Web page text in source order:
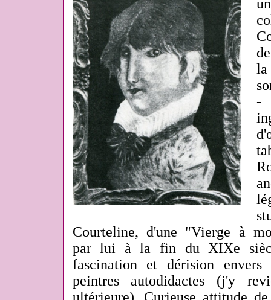
-
Courteline, d'une "Vierge à
par lui à la fin du XIXe
fascination et dérision
peintres autodidactes (j'y